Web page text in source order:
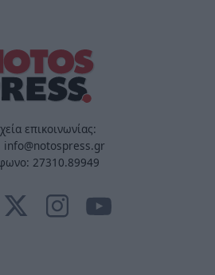
επικοινωνίας:
info@notospress.gr
27310.89949